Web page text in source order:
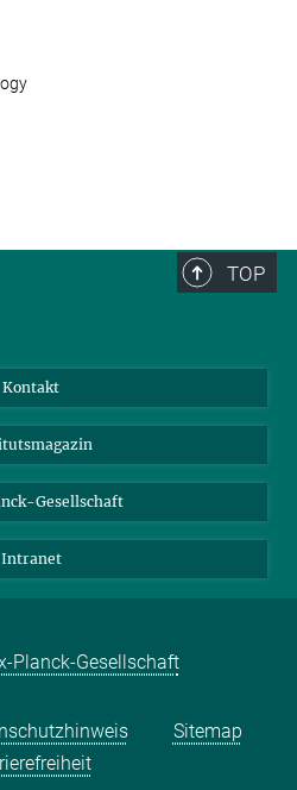
TOP
Kontakt
Gesellschaft
Intranet
Planck-Gesellschaft
Sitemap